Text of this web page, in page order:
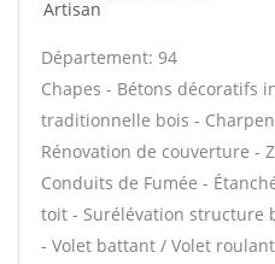
Artisan
Département: 94
Chapes - Bétons décoratifs
traditionnelle bois -
Rénovation de couverture -
Conduits de Fumée -
toit - Surélévation structure
- Volet battant / Volet